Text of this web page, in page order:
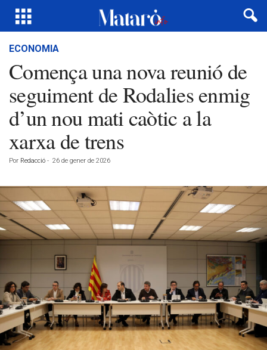
ECONOMIA
Comença una nova reunió de
seguiment de Rodalies enmig
d’un nou mati caòtic a la
xarxa de trens
Por Redacció - 26 de gener de 2026